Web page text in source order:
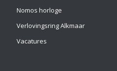
Nomos horloge
Verlovingsring Alkmaar
Vacatures